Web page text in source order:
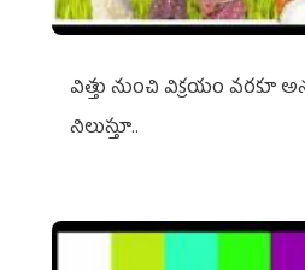
విత్తు నుంచి విక్రయం వరకూ
నిలుస్తూ..